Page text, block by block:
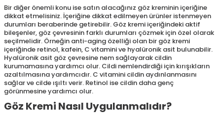
Bir diğer önemli konu ise satın alacağınız göz kreminin içeriğine
dikkat etmelisiniz. İçeriğine dikkat edilmeyen ürünler istenmeyen
durumları beraberinde getirebilir. Göz kremi içeriğindeki aktif
bileşenler, göz çevresinin farklı durumları çözmek için özel olarak
seçilmelidir. Örneğin anti-aging özelliği olan bir göz kremi
içeriğinde retinol, kafein, C vitamini ve hyalüronik asit bulunabilir.
Hyalüronik asit göz çevresine nem sağlayarak cildin
kurumamasına yardımcı olur. Cildi nemlendirdiği için kırışıkların
azaltılmasına yardımcıdır. C vitamini cildin aydınlanmasını
sağlar ve cilde ışıltı verir. Retinol ise cildin daha genç
görünmesine yardımcı olur.
Göz Kremi Nasıl Uygulanmalıdır?